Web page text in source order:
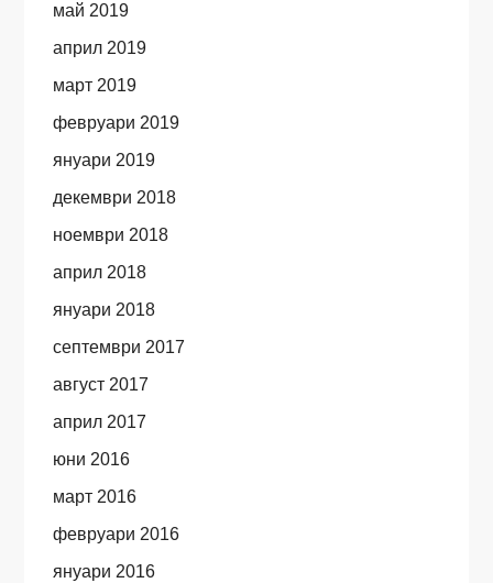
май 2019
април 2019
март 2019
февруари 2019
януари 2019
декември 2018
ноември 2018
април 2018
януари 2018
септември 2017
август 2017
април 2017
юни 2016
март 2016
февруари 2016
януари 2016